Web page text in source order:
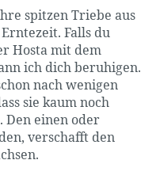
spitzen Triebe aus
Falls du
Hosta mit dem
ich dich beruhigen.
nach wenigen
sie kaum noch
Den einen oder
verschafft den